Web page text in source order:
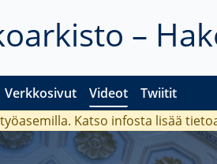
–
Verkkosivut Videot Twiitit
Katso infosta lisää